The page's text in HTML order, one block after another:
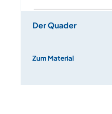
Der Quader
Zum Material